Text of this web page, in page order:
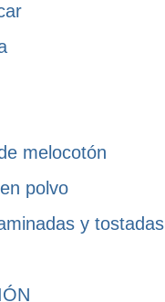
melocotón
polvo
y tostadas